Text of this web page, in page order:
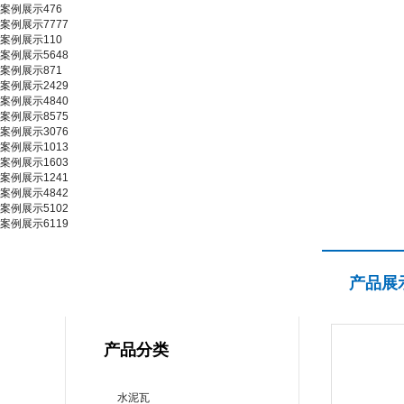
案例展示476
案例展示7777
案例展示110
案例展示5648
案例展示871
案例展示2429
案例展示4840
案例展示8575
案例展示3076
案例展示1013
案例展示1603
案例展示1241
案例展示4842
案例展示5102
案例展示6119
产品分类
水泥瓦
产品展